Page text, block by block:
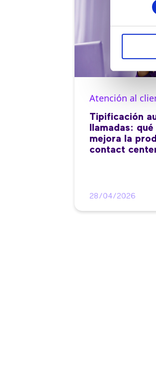
Atención al
Tipificación
llamadas:
mejora la
contact
28/04/2026